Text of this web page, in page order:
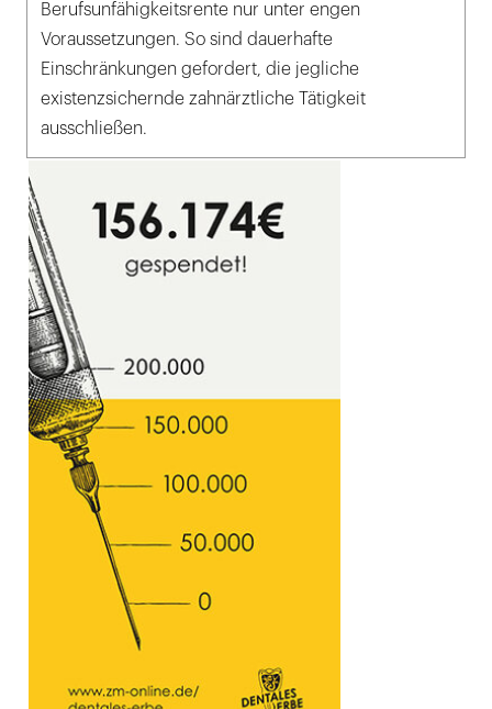
Berufsunfähigkeitsrente nur unter engen
Voraussetzungen. So sind dauerhafte
Einschränkungen gefordert, die jegliche
existenzsichernde zahnärztliche Tätigkeit
ausschließen.